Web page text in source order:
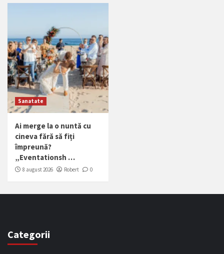
Sanatate
Ai merge la o nuntă cu
cineva fără să fiți
împreună?
„Eventationsh …
8 august 2026 Robert 0
Categorii